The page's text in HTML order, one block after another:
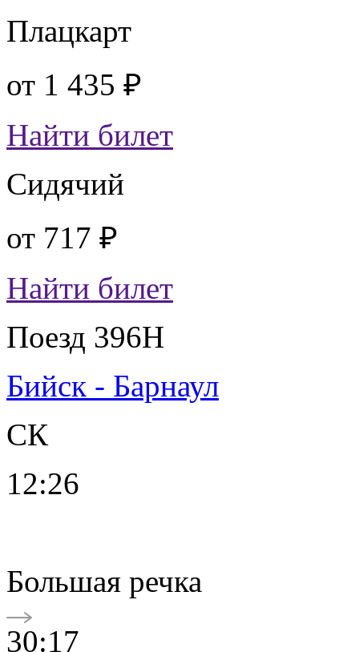
Плацкарт
от 1 435 ₽
Найти билет
Сидячий
от 717 ₽
Найти билет
Поезд 396Н
Бийск - Барнаул
СК
12:26
Большая речка
30:17